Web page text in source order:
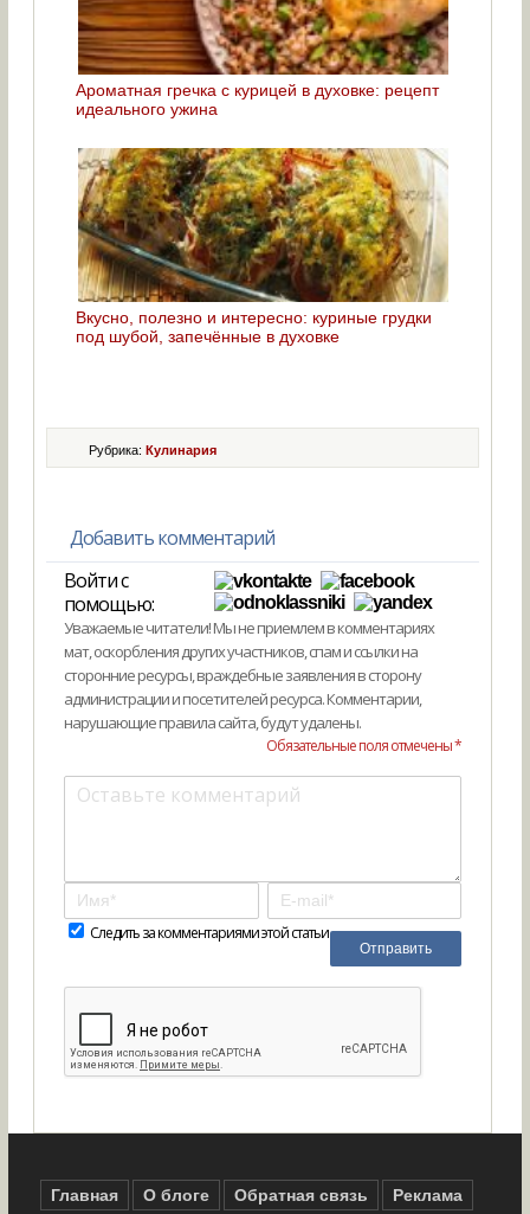
Ароматная гречка с курицей в духовке: рецепт
идеального ужина
Вкусно, полезно и интересно: куриные грудки
под шубой, запечённые в духовке
Рубрика: Кулинария
Добавить комментарий
Войти с
помощью:
Уважаемые читатели! Мы не приемлем в комментариях
мат, оскорбления других участников, спам и ссылки на
сторонние ресурсы, враждебные заявления в сторону
администрации и посетителей ресурса. Комментарии,
нарушающие правила сайта, будут удалены.
Обязательные поля отмечены *
Следить за комментариями этой статьи
Главная О блоге Обратная связь Реклама